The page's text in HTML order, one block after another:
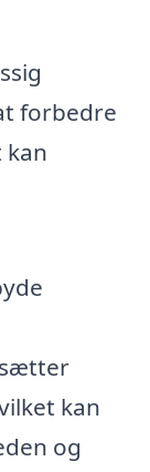
forbedre
kan
kan
og